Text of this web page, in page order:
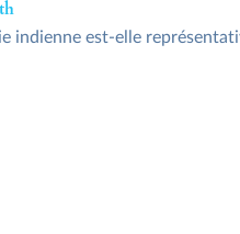
indienne est-elle